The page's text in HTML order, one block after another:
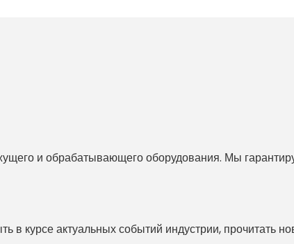
и обрабатывающего оборудования. Мы
в курсе актуальных событий индустрии, прочитать